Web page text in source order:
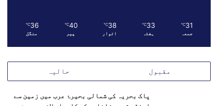
31
℃
جمعہ
33
℃
ہفتہ
38
℃
اتوار
40
℃
پیر
36
℃
منگل
مقبول حالیہ
پاک بحریہ کی شمالی بحیرۂ عرب میں زمین سے